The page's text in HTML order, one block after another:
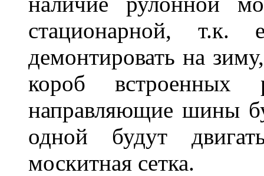
стационарной,
демонтировать на
короб
направляющие шины
одной будут
москитная сетка.